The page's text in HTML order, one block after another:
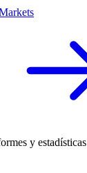
y estadísticas